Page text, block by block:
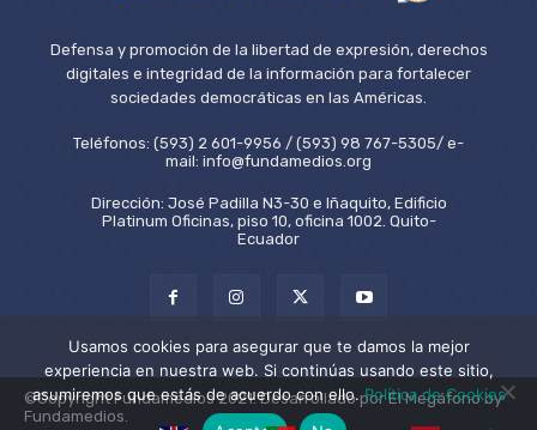
Defensa y promoción de la libertad de expresión, derechos
digitales e integridad de la información para fortalecer
sociedades democráticas en las Américas.
Teléfonos: (593) 2 601-9956 / (593) 98 767-5305/ e-
mail: info@fundamedios.org
Dirección: José Padilla N3-30 e Iñaquito, Edificio
Platinum Oficinas, piso 10, oficina 1002. Quito-
Ecuador
©Copyright Fundamedios 2021. Desarrollado por El Megáfono by
Fundamedios.
Usamos cookies para asegurar que te damos la mejor
experiencia en nuestra web. Si continúas usando este sitio,
asumiremos que estás de acuerdo con ello.Política de Cookies